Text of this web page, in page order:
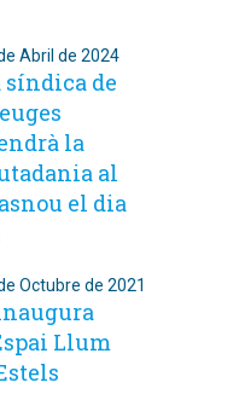
Abril de 2024
síndica de
la
al
el dia
Octubre de 2021
Llum